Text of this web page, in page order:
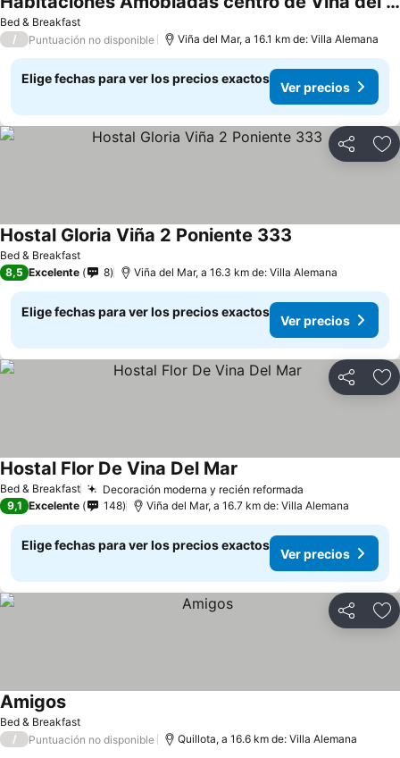
Bed & Breakfast
/ Puntuación no disponible Viña del Mar, a 16.1 km de: Villa Alemana
Elige fechas para ver los precios exactos
Ver precios
Compartir
Bed & Breakfast
Hostal Gloria Viña 2 Poniente 333
8,5 Excelente 8 Viña del Mar, a 16.3 km de: Villa Alemana
Elige fechas para ver los precios exactos
Ver precios
Compartir
Bed & Breakfast Decoración moderna y recién reformada
Hostal Flor De Vina Del Mar
9,1 Excelente 148 Viña del Mar, a 16.7 km de: Villa Alemana
Elige fechas para ver los precios exactos
Ver precios
Compartir
Bed & Breakfast
Amigos
/ Puntuación no disponible Quillota, a 16.6 km de: Villa Alemana